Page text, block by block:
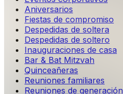
Aniversarios
Fiestas de compromiso
Despedidas de soltera
Despedidas de soltero
Inauguraciones de casa
Bar & Bat Mitzvah
Quinceañeras
Reuniones familiares
Reuniones de generación